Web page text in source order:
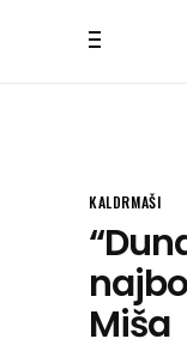
KALDRMAŠI
Miša